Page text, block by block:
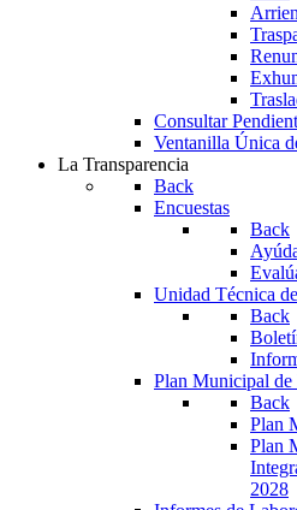
Consultar
Ventanilla Única
La Transparencia
Back
Encuestas
Back
Unidad Técnica
Back
Plan Municipal de
Back
Plan
Plan
2028